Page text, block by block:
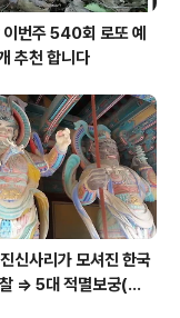
번주 540회 로또 예
추천 합니다
신사리가 모셔진 한국
=> 5대 적멸보궁(寂